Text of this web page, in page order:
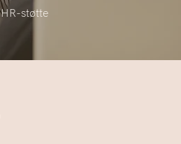
HR-støtte